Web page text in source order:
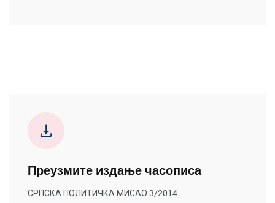
Преузмите издање часописа
СРПСКА ПОЛИТИЧКА МИСАО 3/2014